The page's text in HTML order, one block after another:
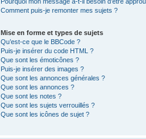
Comment puis-je remonter mes sujets ?
Mise en forme et types de sujets
Qu’est-ce que le BBCode ?
Puis-je insérer du code HTML ?
Que sont les émoticônes ?
Puis-je insérer des images ?
Que sont les annonces générales ?
Que sont les annonces ?
Que sont les notes ?
Que sont les sujets verrouillés ?
Que sont les icônes de sujet ?